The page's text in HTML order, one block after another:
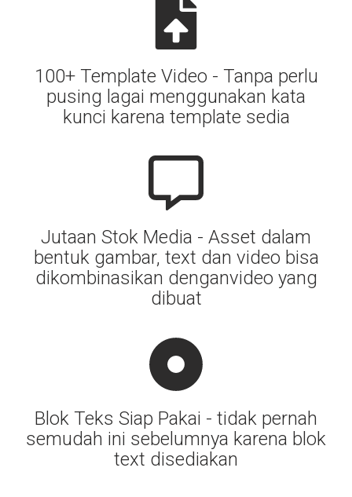
100+ Template Video - Tanpa perlu
pusing lagai menggunakan kata
kunci karena template sedia
Jutaan Stok Media - Asset dalam
bentuk gambar, text dan video bisa
dikombinasikan denganvideo yang
dibuat
Blok Teks Siap Pakai - tidak pernah
semudah ini sebelumnya karena blok
text disediakan